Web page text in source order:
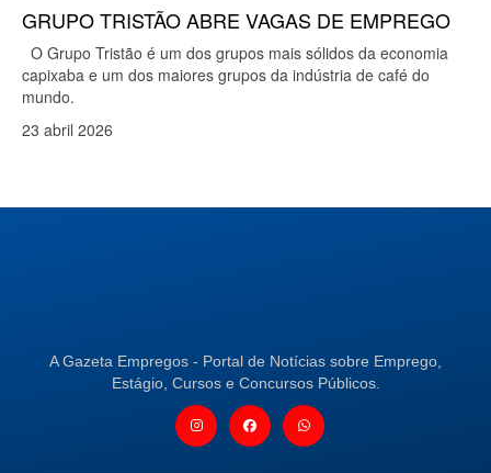
GRUPO TRISTÃO ABRE VAGAS DE EMPREGO
O Grupo Tristão é um dos grupos mais sólidos da economia
capixaba e um dos maiores grupos da indústria de café do
mundo.
23 abril 2026
A Gazeta Empregos - Portal de Notícias sobre Emprego,
Estágio, Cursos e Concursos Públicos.